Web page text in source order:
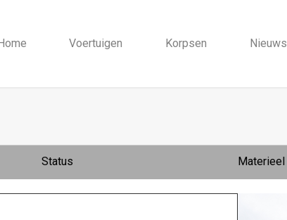
Voertuigen Korpsen Nieuws
Status Materieel